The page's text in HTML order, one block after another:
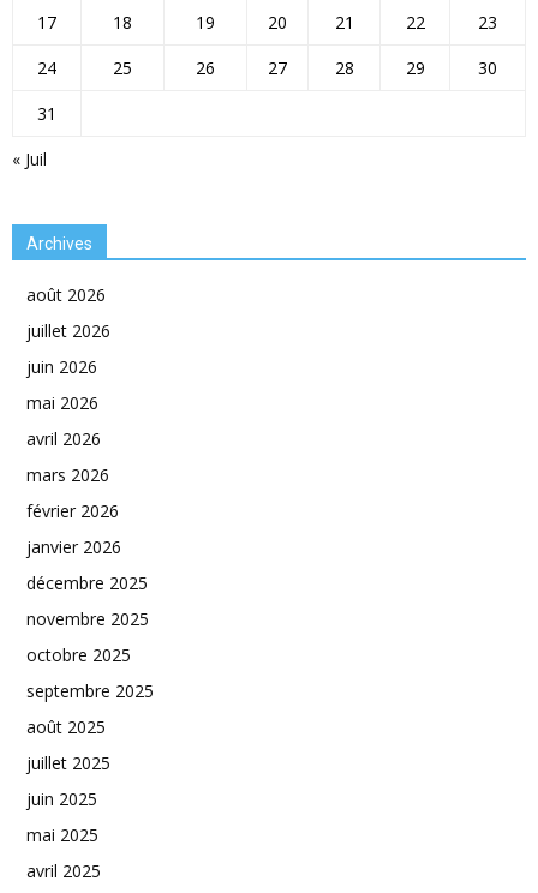
« Juil
17
18 19 20 21 22
23
24
25 26 27 28 29
30
31
Archives
août 2026
juillet 2026
juin 2026
mai 2026
avril 2026
mars 2026
février 2026
janvier 2026
décembre 2025
novembre 2025
octobre 2025
septembre 2025
août 2025
juillet 2025
juin 2025
mai 2025
avril 2025